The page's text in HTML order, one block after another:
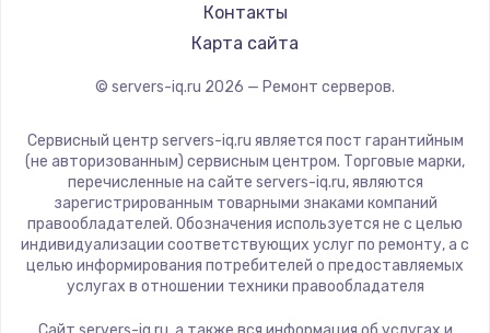
Контакты
Карта сайта
© servers-iq.ru 2026 — Ремонт серверов.
Сервисный центр servers-iq.ru является пост гарантийным
(не авторизованным) сервисным центром. Торговые марки,
перечисленные на сайте servers-iq.ru, являются
зарегистрированным товарными знаками компаний
правообладателей. Обозначения используется не с целью
индивидуализации соответствующих услуг по ремонту, а с
целью информирования потребителей о предоставляемых
услугах в отношении техники правообладателя